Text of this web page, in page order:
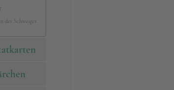
der Schweiger